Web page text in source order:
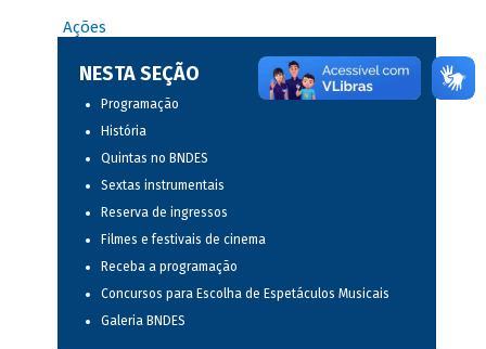
Ações
NESTA SEÇÃO
Programação
História
Quintas no BNDES
Sextas instrumentais
Reserva de ingressos
Filmes e festivais de cinema
Receba a programação
Concursos para Escolha de Espetáculos Musicais
Galeria BNDES